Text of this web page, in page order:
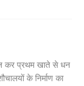
कर प्रथम खाते से धन
के निर्माण का